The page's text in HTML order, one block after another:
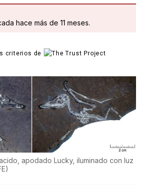
hace más de 11 meses.
criterios de
apodado Lucky, iluminado con luz
)